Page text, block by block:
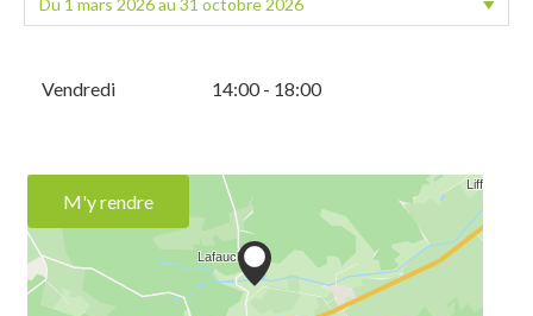
Vendredi 14:00 - 18:00
M'y rendre